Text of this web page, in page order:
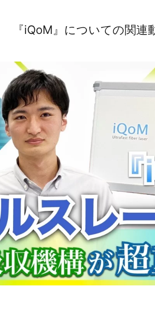
『iQoM』についての関連